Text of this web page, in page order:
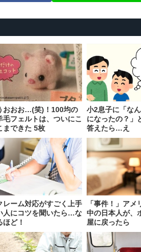
おおお…(笑)！100均の
毛フェルトは、ついにこ
まできた 5枚
小2息子に「な
になったの？」
答えたら…え
レーム対応がすごく上手
人にコツを聞いたら…な
ほど！
「事件！」アメ
中の日本人が、
屋に戻ったら